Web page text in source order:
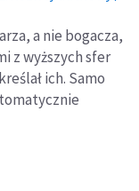
a nie bogacza,
z wyższych sfer
ich. Samo